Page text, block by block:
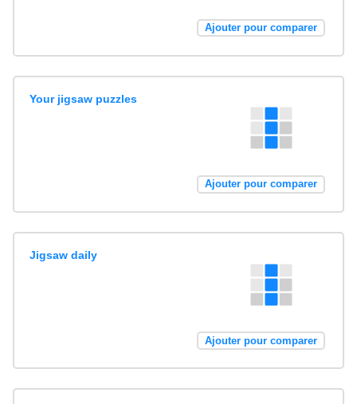
Ajouter pour comparer
Your jigsaw puzzles
Ajouter pour comparer
Jigsaw daily
Ajouter pour comparer